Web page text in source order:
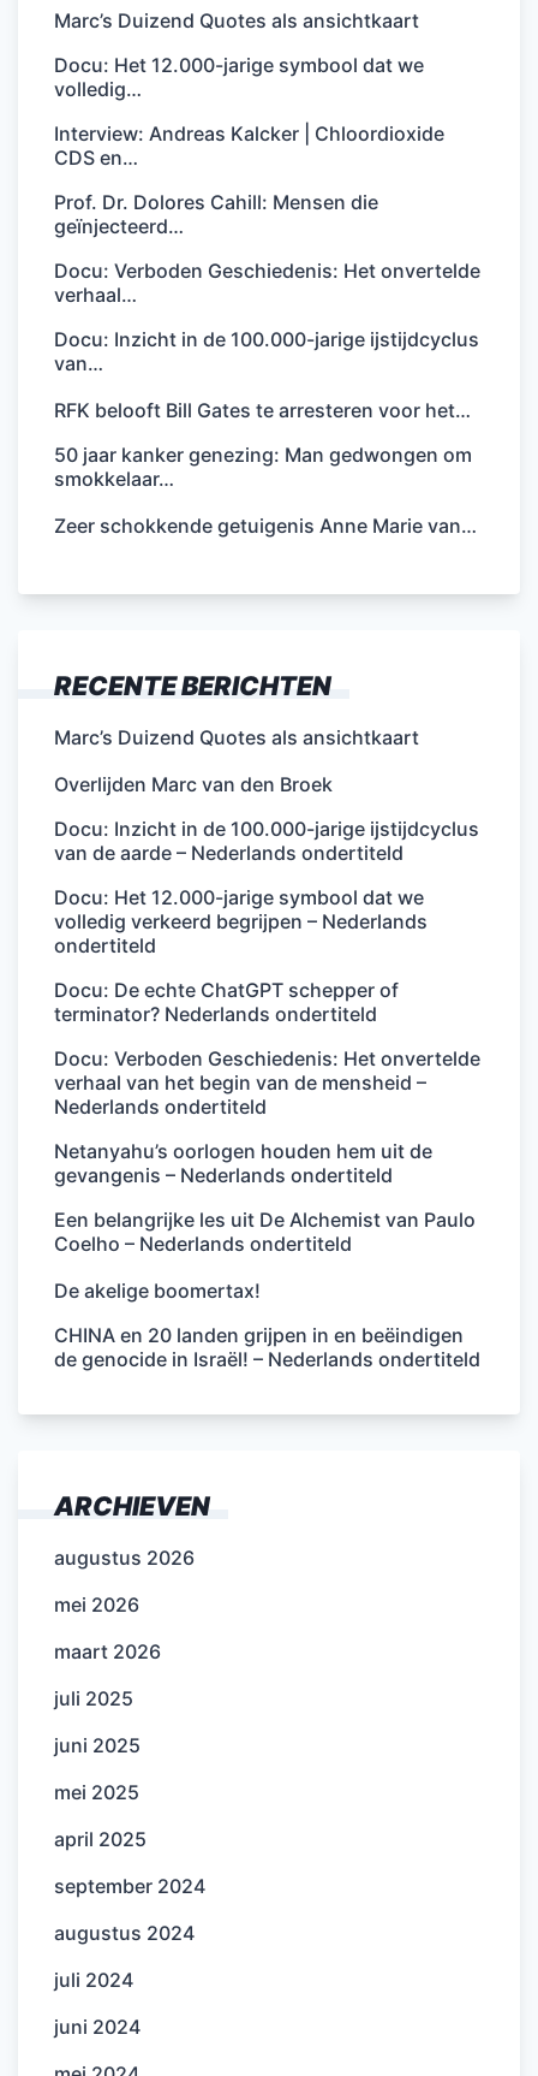
Marc’s Duizend Quotes als ansichtkaart
Docu: Het 12.000-jarige symbool dat we
volledig…
Interview: Andreas Kalcker | Chloordioxide
CDS en…
Prof. Dr. Dolores Cahill: Mensen die
geïnjecteerd…
Docu: Verboden Geschiedenis: Het onvertelde
verhaal…
Docu: Inzicht in de 100.000-jarige ijstijdcyclus
van…
RFK belooft Bill Gates te arresteren voor het…
50 jaar kanker genezing: Man gedwongen om
smokkelaar…
Zeer schokkende getuigenis Anne Marie van…
RECENTE BERICHTEN
Marc’s Duizend Quotes als ansichtkaart
Overlijden Marc van den Broek
Docu: Inzicht in de 100.000-jarige ijstijdcyclus
van de aarde – Nederlands ondertiteld
Docu: Het 12.000-jarige symbool dat we
volledig verkeerd begrijpen – Nederlands
ondertiteld
Docu: De echte ChatGPT schepper of
terminator? Nederlands ondertiteld
Docu: Verboden Geschiedenis: Het onvertelde
verhaal van het begin van de mensheid –
Nederlands ondertiteld
Netanyahu’s oorlogen houden hem uit de
gevangenis – Nederlands ondertiteld
Een belangrijke les uit De Alchemist van Paulo
Coelho – Nederlands ondertiteld
De akelige boomertax!
CHINA en 20 landen grijpen in en beëindigen
de genocide in Israël! – Nederlands ondertiteld
ARCHIEVEN
augustus 2026
mei 2026
maart 2026
juli 2025
juni 2025
mei 2025
april 2025
september 2024
augustus 2024
juli 2024
juni 2024